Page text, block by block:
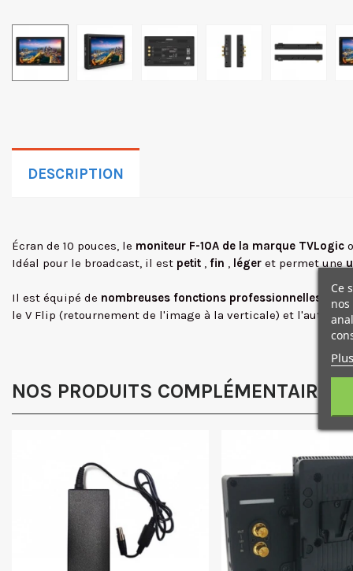
DESCRIPTION
Écran de 10 pouces, le moniteur F-10A de la marque TVLogic
Idéal pour le broadcast, il est petit , fin , léger et permet une
Il est équipé de nombreuses fonctions professionnelles
le V Flip (retournement de l'image à la verticale) et l'auto
NOS PRODUITS COMPLÉMENTAIRES
Ce